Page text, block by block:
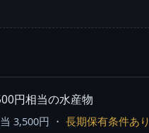
円相当の水産物
3,500円 ・ 長期保有条件あり